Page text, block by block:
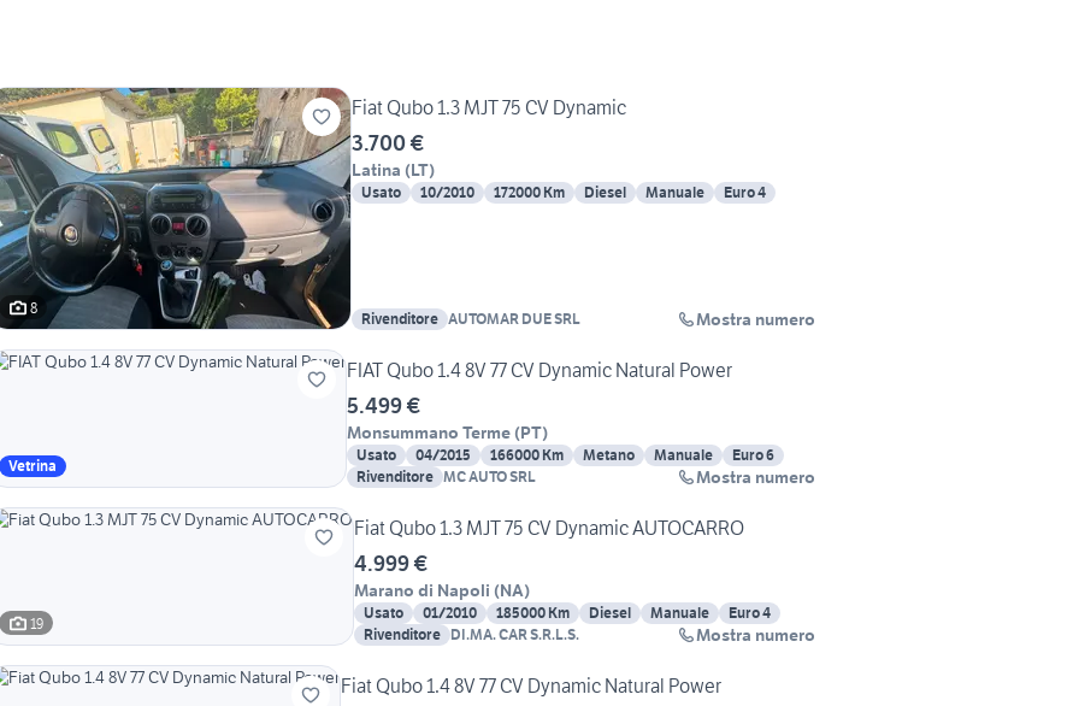
8
Fiat Qubo 1.3 MJT 75 CV Dynamic
3.700 €
Latina (LT)
Usato 10/2010 172000 Km Diesel Manuale Euro 4
Rivenditore AUTOMAR DUE SRL Mostra numero
Vetrina
FIAT Qubo 1.4 8V 77 CV Dynamic Natural Power
5.499 €
Monsummano Terme (PT)
Usato 04/2015 166000 Km Metano Manuale
Euro 6
Rivenditore MC AUTO SRL Mostra numero
19
Fiat Qubo 1.3 MJT 75 CV Dynamic AUTOCARRO
4.999 €
Marano di Napoli (NA)
Usato 01/2010 185000 Km Diesel Manuale
Euro 4
Rivenditore DI.MA. CAR S.R.L.S. Mostra numero
Fiat Qubo 1.4 8V 77 CV Dynamic Natural Power